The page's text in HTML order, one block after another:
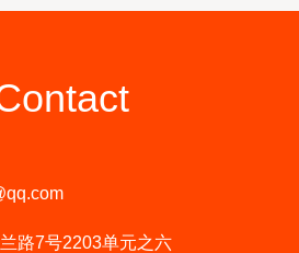
路7号2203单元之六